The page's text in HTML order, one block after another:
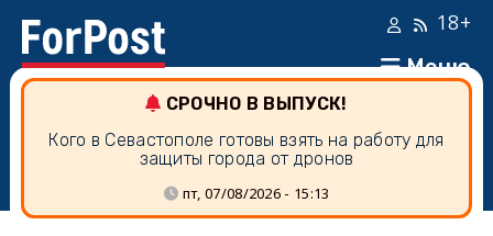
Меню
18+
СРОЧНО В ВЫПУСК!
Кого в Севастополе готовы взять на работу для
защиты города от дронов
пт, 07/08/2026 - 15:13